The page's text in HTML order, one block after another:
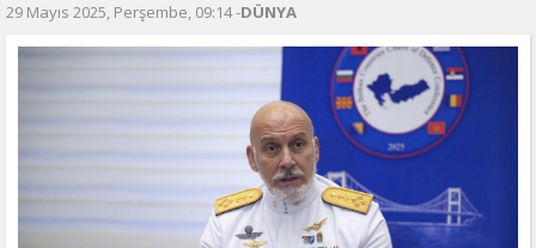
29 Mayıs 2025, Perşembe, 09:14 -DÜNYA